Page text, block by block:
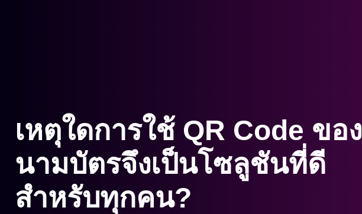
เหตุใดการใช้ QR Code ของ
นามบัตรจึงเป็นโซลูชันที่ดี
สำหรับทุกคน?